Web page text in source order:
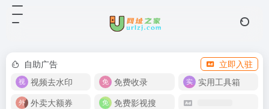
自助广告
立即入驻
视频去水印
免费收录
实用工具箱
外卖大额券
免费影视搜